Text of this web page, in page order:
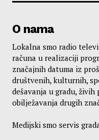
O nama
Lokalna smo radio
računa u realizaciji
značajnih datuma iz
društvenih, kulturnih,
dešavanja u gradu, živih
obilježavanja drugih
Medijski smo servis